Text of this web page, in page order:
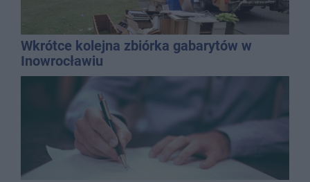
Wkrótce kolejna zbiórka gabarytów w
Inowrocławiu